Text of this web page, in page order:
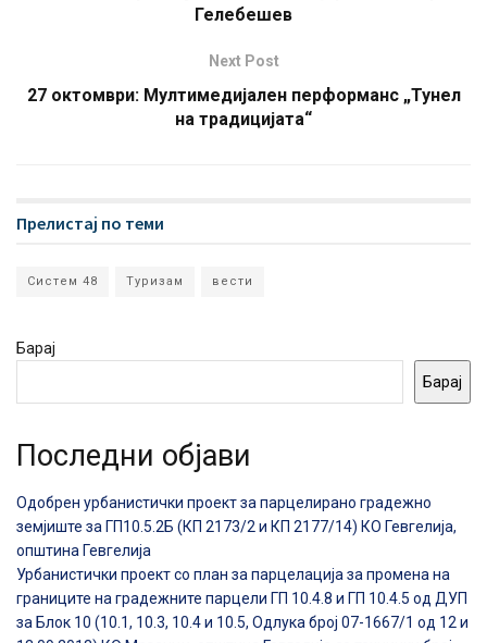
Гелебешев
Next Post
27 октомври: Мултимедијален перформанс „Тунел
на традицијата“
Прелистај по теми
Систем 48 Туризам вести
Барај
Барај
Последни објави
Одобрен урбанистички проект за парцелирано градежно
земјиште за ГП10.5.2Б (КП 2173/2 и КП 2177/14) КО Гевгелија,
општина Гевгелија
Урбанистички проект со план за парцелација за промена на
границите на градежните парцели ГП 10.4.8 и ГП 10.4.5 од ДУП
за Блок 10 (10.1, 10.3, 10.4 и 10.5, Одлука број 07-1667/1 од 12 и